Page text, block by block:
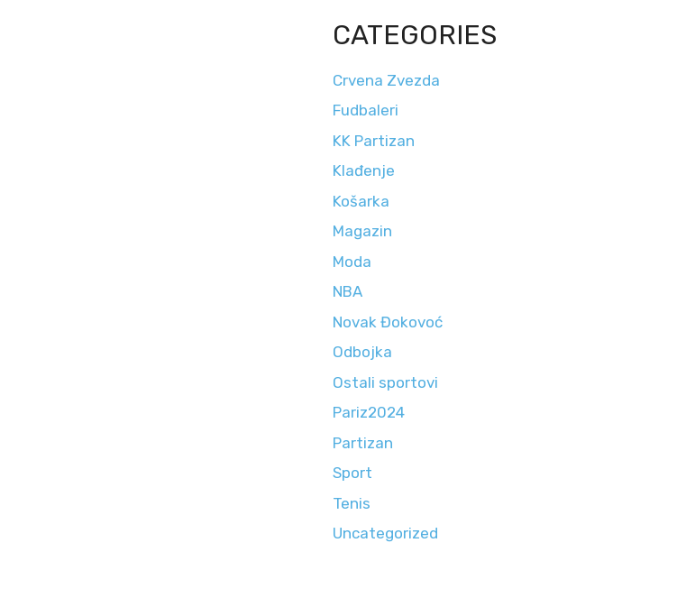
CATEGORIES
Crvena Zvezda
Fudbaleri
KK Partizan
Klađenje
Košarka
Magazin
Moda
NBA
Novak Đokovoć
Odbojka
Ostali sportovi
Pariz2024
Partizan
Sport
Tenis
Uncategorized